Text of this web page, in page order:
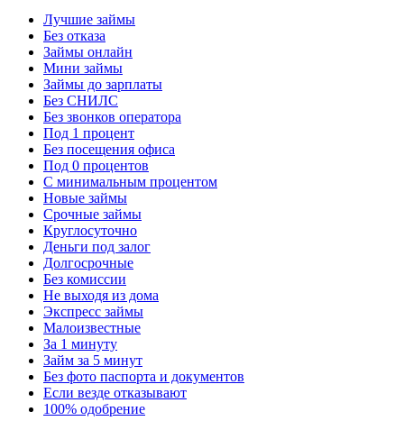
Лучшие займы
Без отказа
Займы онлайн
Мини займы
Займы до зарплаты
Без СНИЛС
Без звонков оператора
Под 1 процент
Без посещения офиса
Под 0 процентов
С минимальным процентом
Новые займы
Срочные займы
Круглосуточно
Деньги под залог
Долгосрочные
Без комиссии
Не выходя из дома
Экспресс займы
Малоизвестные
За 1 минуту
Займ за 5 минут
Без фото паспорта и документов
Если везде отказывают
100% одобрение